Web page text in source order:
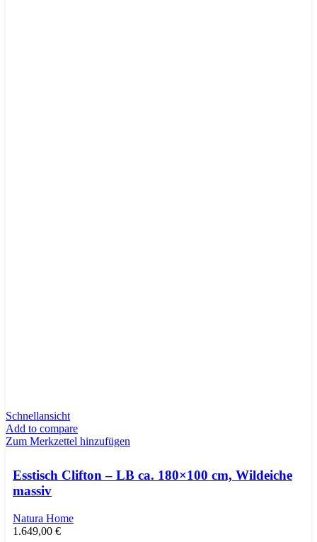
Schnellansicht
Add to compare
Zum Merkzettel hinzufügen
Esstisch Clifton – LB ca. 180×100 cm, Wildeiche
massiv
Natura Home
1.649,00 €